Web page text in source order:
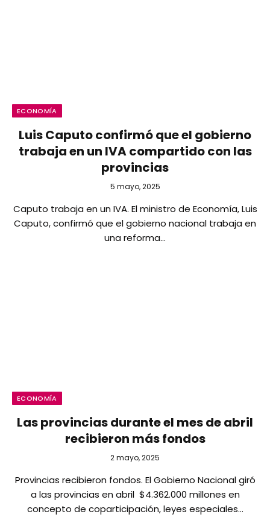
ECONOMÍA
Luis Caputo confirmó que el gobierno
trabaja en un IVA compartido con las
provincias
5 mayo, 2025
Caputo trabaja en un IVA. El ministro de Economía, Luis
Caputo, confirmó que el gobierno nacional trabaja en
una reforma…
ECONOMÍA
Las provincias durante el mes de abril
recibieron más fondos
2 mayo, 2025
Provincias recibieron fondos. El Gobierno Nacional giró
a las provincias en abril $4.362.000 millones en
concepto de coparticipación, leyes especiales…